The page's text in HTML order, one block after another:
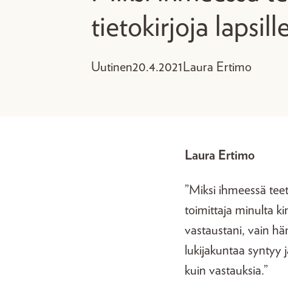
tietokirjoja
Uutinen20.4.2021 Laura Ertimo
Laura Ertimo
”Miksi ihmeessä
toimittaja minulta
vastaustani, vain
lukijakuntaa syntyy
kuin vastauksia.”